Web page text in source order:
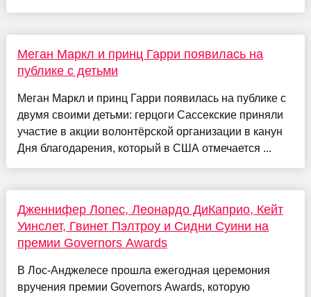
Меган Маркл и принц Гарри появилась на
публике с детьми
Меган Маркл и принц Гарри появилась на публике с
двумя своими детьми: герцоги Сассекские приняли
участие в акции волонтёрской организации в канун
Дня благодарения, который в США отмечается ...
Дженнифер Лопес, Леонардо ДиКаприо, Кейт
Уинслет, Гвинет Пэлтроу и Сидни Суини на
премии Governors Awards
В Лос-Анджелесе прошла ежегодная церемония
вручения премии Governors Awards, которую